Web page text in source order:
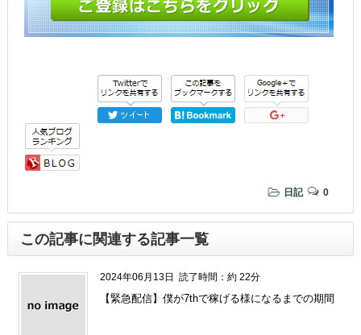
日記 0
この記事に関連する記事一覧
2024年06月13日 読了時間：約 22分
【緊急配信】僕が7thで稼げる様になるまでの期間